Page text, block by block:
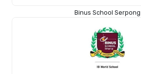
Binus School Serpong